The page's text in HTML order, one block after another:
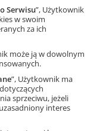
Serwisu”, Użytkownik
w swoim
za ich
może ją w dowolnym
”, Użytkownik ma
sprzeciwu, jeżeli
interes